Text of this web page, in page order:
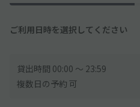
ご利用日時を選択してください
貸出時間 00:00 〜 23:59
複数日の予約 可